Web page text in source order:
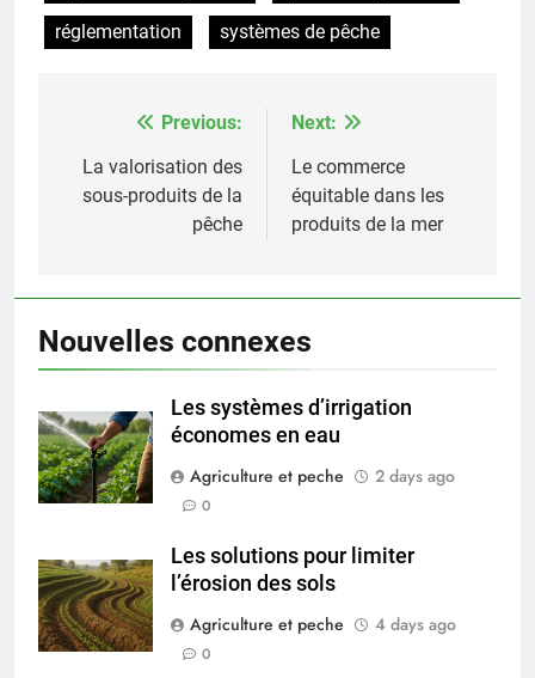
réglementation
systèmes de pêche
navigation
Previous:
La valorisation des
sous-produits de la
pêche
Next:
Le commerce
équitable dans les
produits de la mer
Nouvelles connexes
Les systèmes d’irrigation
économes en eau
Agriculture et peche
2 days ago
0
Les solutions pour limiter
l’érosion des sols
Agriculture et peche
4 days ago
0